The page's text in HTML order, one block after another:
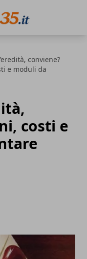
conviene?
e moduli da
costi e